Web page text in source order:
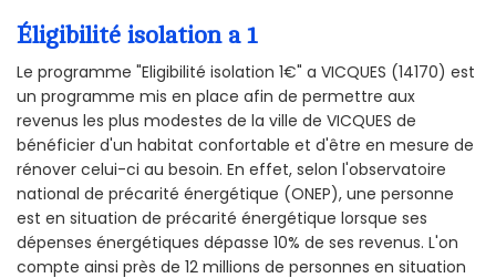
Éligibilité isolation a 1
Le programme "Eligibilité isolation 1€" a VICQUES (14170) est
un programme mis en place afin de permettre aux
revenus les plus modestes de la ville de VICQUES de
bénéficier d'un habitat confortable et d'être en mesure de
rénover celui-ci au besoin. En effet, selon l'observatoire
national de précarité énergétique (ONEP), une personne
est en situation de précarité énergétique lorsque ses
dépenses énergétiques dépasse 10% de ses revenus. L'on
compte ainsi près de 12 millions de personnes en situation